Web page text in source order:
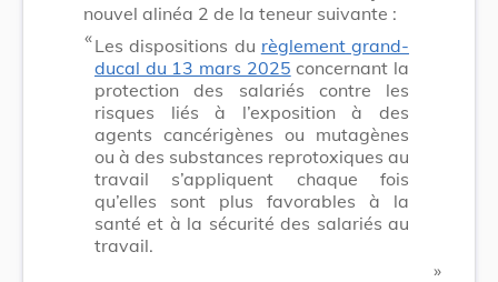
nouvel alinéa 2 de la teneur suivante :
​ «Les dispositions du règlement grand-
ducal du 13 mars 2025 concernant la
protection des salariés contre les
risques liés à l’exposition à des
agents cancérigènes ou mutagènes
ou à des substances reprotoxiques au
travail s’appliquent chaque fois
qu’elles sont plus favorables à la
santé et à la sécurité des salariés au
travail.
​ »